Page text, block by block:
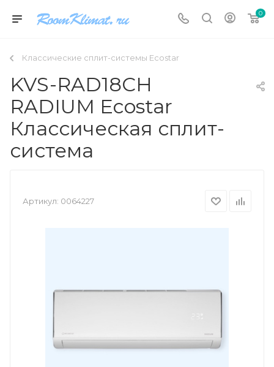
0
Классические сплит-системы Ecostar
KVS-RAD18CH
RADIUM Ecostar
Классическая сплит-
система
Артикул: 0064227